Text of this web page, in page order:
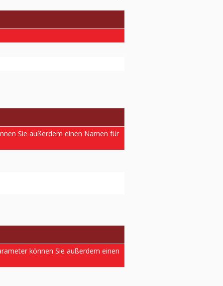
Sie außerdem einen Namen für
können Sie außerdem einen